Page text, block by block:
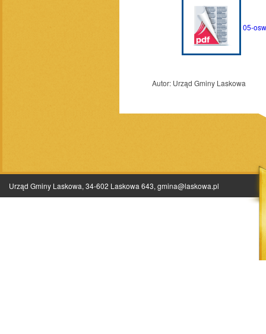
05-
Autor: Urząd Gminy Laskowa
Urząd Gminy Laskowa, 34-602 Laskowa 643, gmina@laskowa.pl